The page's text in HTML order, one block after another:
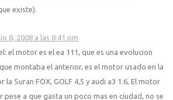
existe).
8, 2008 a las 8:41 pm
el motor es el ea 111, que es una evolucion
montaba el anterior, es el motor usado en la
la Suran FOX, GOLF 4,5 y audi a3 1.6, El motor
pese a que gasta un poco mas en ciudad, no se